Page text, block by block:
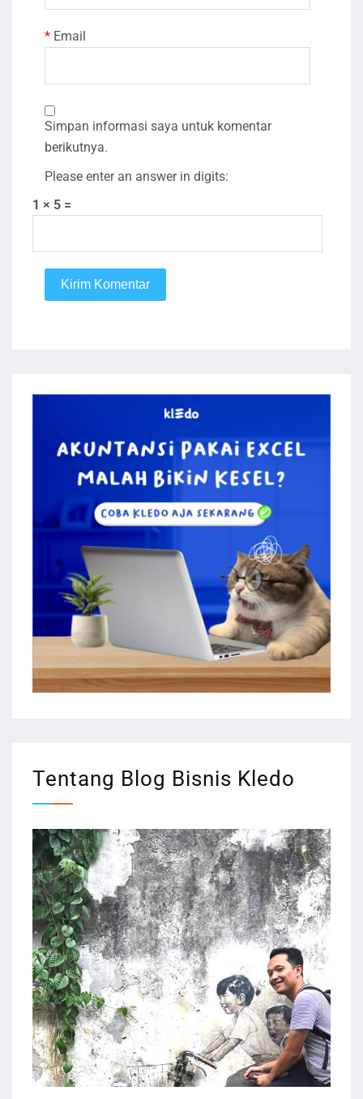
* Email
Simpan informasi saya untuk komentar
berikutnya.
Please enter an answer in digits:
1 × 5 =
Kirim Komentar
Tentang Blog Bisnis Kledo